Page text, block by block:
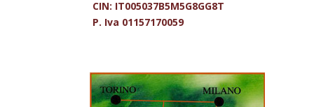
CIN: IT005037B5M5G8GG8T
P. Iva 01157170059